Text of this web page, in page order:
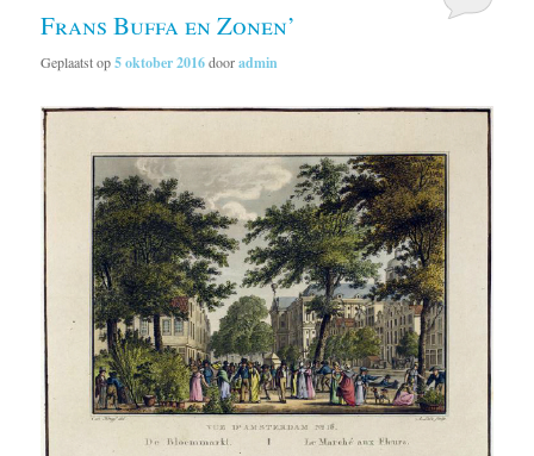
Frans Buffa en Zonen’
Geplaatst op5 oktober 2016dooradmin